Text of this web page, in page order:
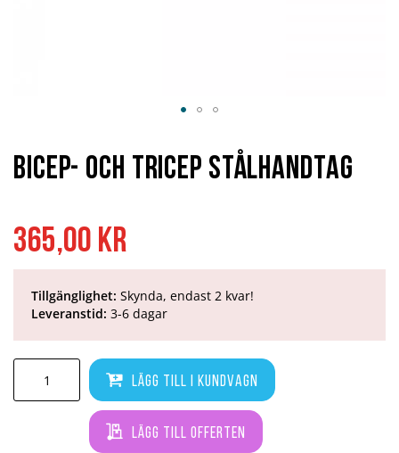
365,00 kr
Lägg till i kundvagn
Lägg till offerten
Tillgänglighet: Skynda, endast 2 kvar!
Leveranstid: 3-6 dagar
Bicep- och Tricep Stålhandtag
början
av